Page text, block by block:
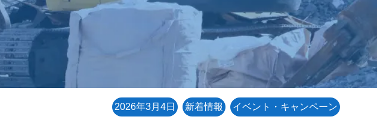
2026年3月4日 新着情報 イベント・キャンペーン